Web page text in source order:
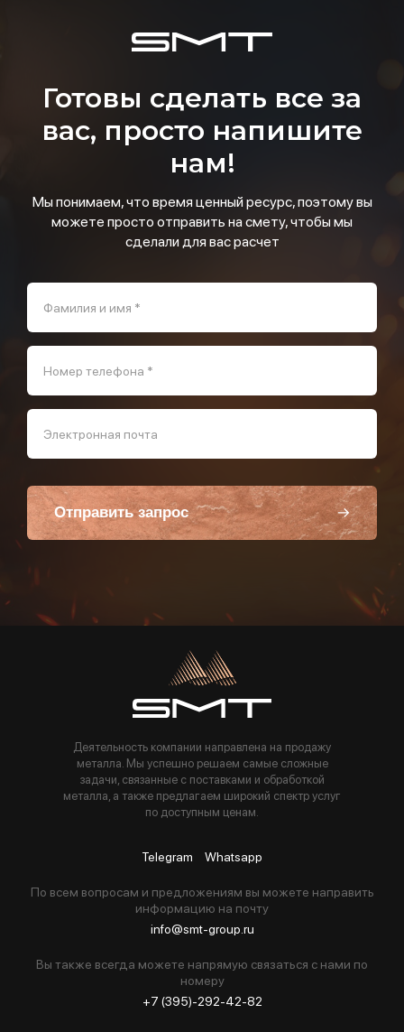
Готовы сделать все за
вас, просто напишите
нам!
Мы понимаем, что время ценный ресурс, поэтому вы
можете просто отправить на смету, чтобы мы
сделали для вас расчет
Фамилия и имя *
Номер телефона *
Электронная почта
Отправить запрос
Пользуясь данной формой вы соглашаетесь с политикой компании
Деятельность компании направлена на продажу
металла. Мы успешно решаем самые сложные
задачи, связанные с поставками и обработкой
металла, а также предлагаем широкий спектр услуг
по доступным ценам.
Telegram Whatsapp
По всем вопросам и предложениям вы можете направить
информацию на почту
info@smt-group.ru
Вы также всегда можете напрямую связаться с нами по
номеру
+7 (395)-292-42-82